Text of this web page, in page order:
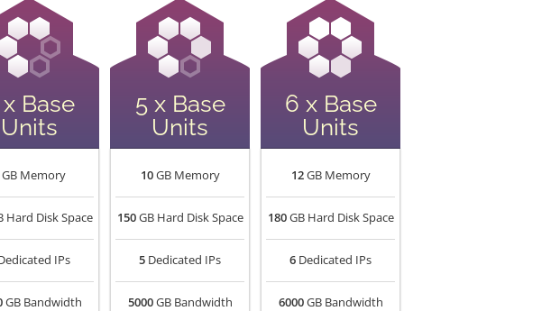
Base
Units
GB Memory
Hard Disk Space
IPs
GB Bandwidth
5 x Base
Units
10GB Memory
150GB Hard Disk Space
5 Dedicated IPs
5000GB Bandwidth
6 x Base
Units
12GB Memory
180GB Hard Disk Space
6 Dedicated IPs
6000GB Bandwidth